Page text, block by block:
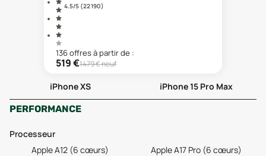
4.5/5 (22 190)
136offresà partir de :
519€1479€ neuf
iPhone XS
iPhone 15 Pro Max
PERFORMANCE
Processeur
Apple A12 (6 cœurs)
Apple A17 Pro (6 cœurs)